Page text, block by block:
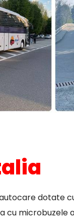
dotate
microbuzele